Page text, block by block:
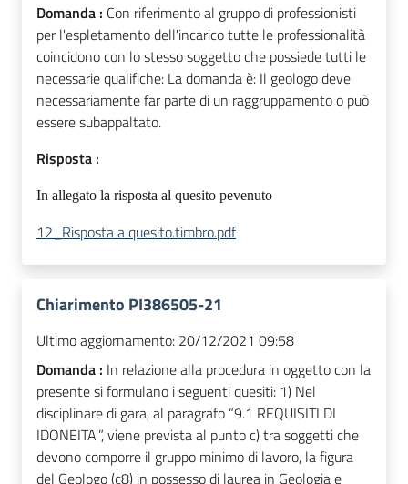
Domanda : Con riferimento al gruppo di professionisti
per l'espletamento dell'incarico tutte le professionalità
coincidono con lo stesso soggetto che possiede tutti le
necessarie qualifiche: La domanda è: Il geologo deve
necessariamente far parte di un raggruppamento o può
essere subappaltato.
Risposta :
In allegato la risposta al quesito pevenuto
12_Risposta a quesito.timbro.pdf
Chiarimento PI386505-21
Ultimo aggiornamento: 20/12/2021 09:58
Domanda : In relazione alla procedura in oggetto con la
presente si formulano i seguenti quesiti: 1) Nel
disciplinare di gara, al paragrafo “9.1 REQUISITI DI
IDONEITA'”, viene prevista al punto c) tra soggetti che
devono comporre il gruppo minimo di lavoro, la figura
del Geologo (c8) in possesso di laurea in Geologia e